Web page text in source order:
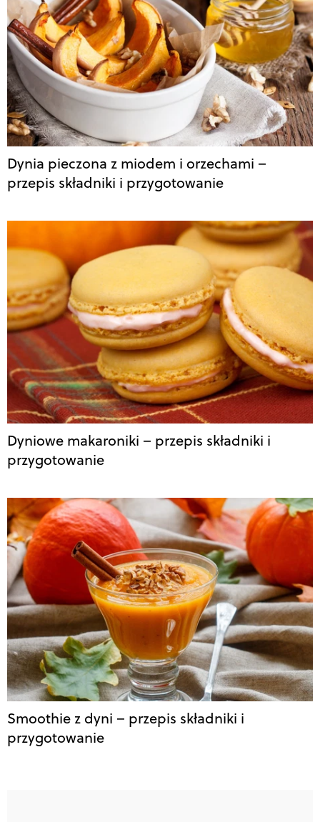
Dynia pieczona z miodem i orzechami –
przepis składniki i przygotowanie
Dyniowe makaroniki – przepis składniki i
przygotowanie
Smoothie z dyni – przepis składniki i
przygotowanie